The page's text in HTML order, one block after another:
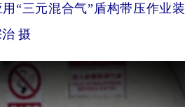
“三元混合气”盾构带压作业装
摄